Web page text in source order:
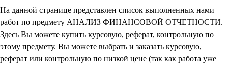
На данной странице представлен список выполненных нами
работ по предмету АНАЛИЗ ФИНАНСОВОЙ ОТЧЕТНОСТИ.
Здесь Вы можете купить курсовую, реферат, контрольную по
этому предмету. Вы можете выбрать и заказать курсовую,
реферат или контрольную по низкой цене (так как работа уже